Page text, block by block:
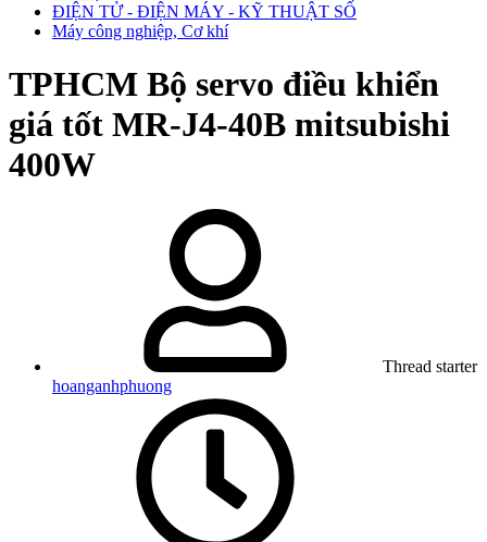
ĐIỆN TỬ - ĐIỆN MÁY - KỸ THUẬT SỐ
Máy công nghiệp, Cơ khí
TPHCM Bộ servo điều khiển
giá tốt MR-J4-40B mitsubishi
400W
Thread starter
hoanganhphuong